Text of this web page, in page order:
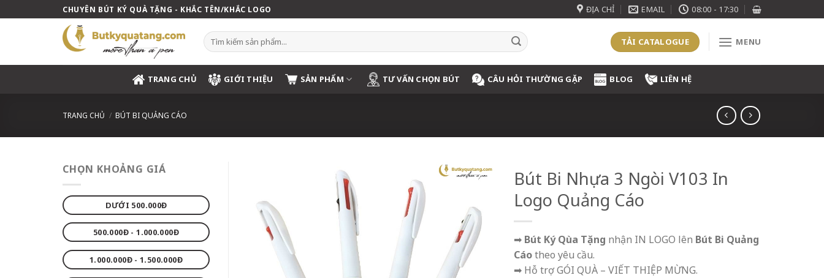
to
CHUYÊN BÚT KÝ QUÀ TẶNG - KHẮC TÊN/KHẮC LOGO ĐỊA CHỈ EMAIL 08:00 - 17:30
Tìm
kiếm:
TẢI CATALOGUE MENU
TRANG CHỦ GIỚI THIỆU SẢN PHẨM TƯ VẤN CHỌN BÚT CÂU HỎI THƯỜNG GẶP BLOG LIÊN HỆ
TRANG CHỦ / BÚT BI QUẢNG CÁO
CHỌN KHOẢNG GIÁ
DƯỚI 500.000Đ
500.000Đ - 1.000.000Đ
1.000.000Đ - 1.500.000Đ
Bút Bi Nhựa 3 Ngòi V103 In
Logo Quảng Cáo
➡ Bút Ký Qùa Tặng nhận IN LOGO lên Bút Bi Quảng
Cáotheo yêu cầu.
➡ Hỗ trợ GÓI QUÀ – VIẾT THIỆP MỪNG.